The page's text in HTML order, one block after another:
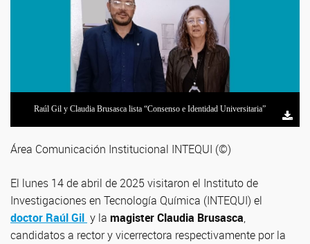
Raúl Gil y Claudia Brusasca lista “Consenso e Identidad Universitaria”
Área Comunicación Institucional INTEQUI (©)
El lunes 14 de abril de 2025 visitaron el Instituto de
Investigaciones en Tecnología Química (INTEQUI) el
doctor Raúl Gil y la magister Claudia Brusasca,
candidatos a rector y vicerrectora respectivamente por la